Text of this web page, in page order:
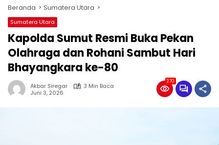
Beranda Sumatera Utara
Sumatera Utara
Kapolda Sumut Resmi Buka Pekan
Olahraga dan Rohani Sambut Hari
Bhayangkara ke-80
Akbar Siregar
3 Min Baca
Juni 3, 2026
270